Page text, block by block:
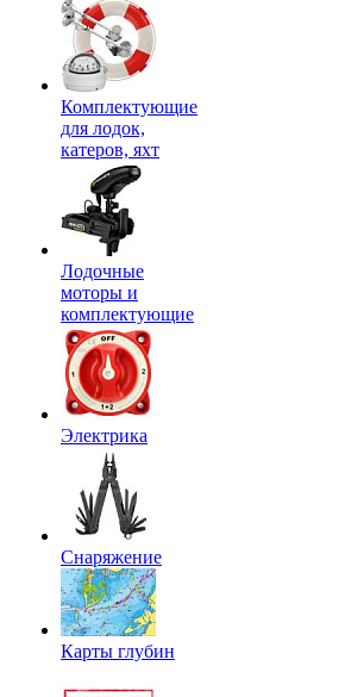
Комплектующие
для лодок,
катеров, яхт
Лодочные
моторы и
комплектующие
Электрика
Снаряжение
Карты глубин